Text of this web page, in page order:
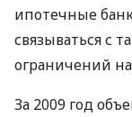
ипотечные
связываться с
ограничений
За 2009 год